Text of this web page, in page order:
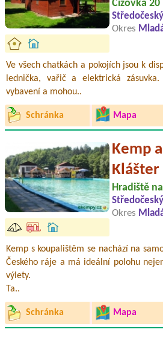
Čížovka 20
Okres
Ve všech chatkách a pokojích jsou k
lednička, vařič a elektrická
vybavení a mohou..
Schránka Mapa
Kemp
Klášter
Hradiště
Okres
Kemp s koupalištěm se nachází na
Českého ráje a má ideální polohu
výlety.
Ta..
Schránka Mapa